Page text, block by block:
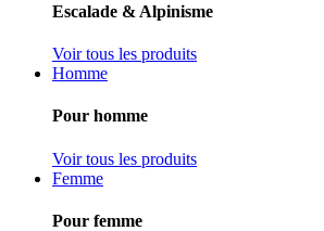
Escalade & Alpinisme
Voir tous les produits
Homme
Pour homme
Voir tous les produits
Femme
Pour femme